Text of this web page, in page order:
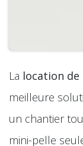
La location de
meilleure
un chantier
mini-pelle